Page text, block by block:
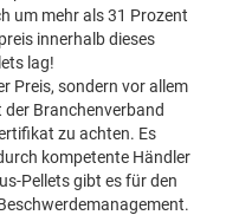
um mehr als 31 Prozent
innerhalb dieses
lag!
Preis, sondern vor allem
Branchenverband
zu achten. Es
kompetente Händler
Pellets gibt es für den